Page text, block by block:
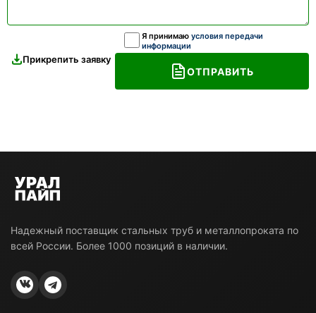
Прикрепить заявку
Я принимаю условия передачи
информации
ОТПРАВИТЬ
Надежный поставщик стальных труб и металлопроката по
всей России. Более 1000 позиций в наличии.